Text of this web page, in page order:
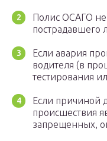
Полис ОСАГО
пострадавшего
Если авария
водителя (в
тестирования
Если причиной
происшествия
запрещенных,